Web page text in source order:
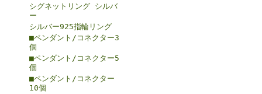
シグネットリング シルバ
ー
シルバー925指輪リング
■ペンダント/コネクター3
個
■ペンダント/コネクター5
個
■ペンダント/コネクター
10個